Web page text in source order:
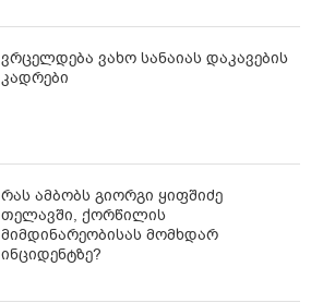
ვრცელდება ვახო სანაიას დაკავების
კადრები
რას ამბობს გიორგი ყიფშიძე
თელავში, ქორწილის
მიმდინარეობისას მომხდარ
ინციდენტზე?